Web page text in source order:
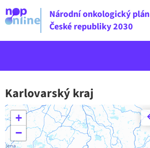
Národní onkologický plán
České republiky 2030
Karlovarský kraj
+
−